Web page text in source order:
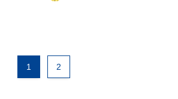
1 2